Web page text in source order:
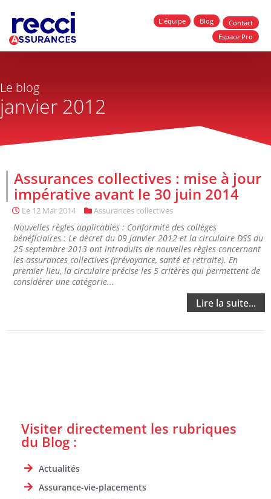
L'équipe Blog
Contact
Espace Pro
Le blog
janvier 2012
Assurances collectives : mise à jour
impérative avant le 30 juin 2014
Le 12 Mar 2014 Assurances collectives
Nouvelles règles applicables : Conformité des collèges
bénéficiaires : Le décret du 09 janvier 2012 et la circulaire DSS du
25 septembre 2013 ont introduits de nouvelles règles concernant
les assurances collectives (prévoyance, santé et retraite). En
premier lieu, la circulaire précise les 5 critères qui permettent de
considérer une catégorie...
Lire la suite...
Visiter directement les rubriques
du Blog :
Actualités
Assurance-vie-placements